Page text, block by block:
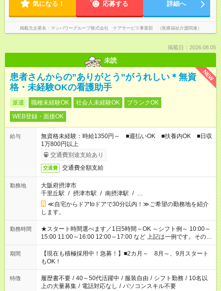
気になる！ 応募する 詳細へ
掲載元企業名 マンパワーグループ株式会社 ケアサービス事業部 （医療福祉介護関連）
掲載日：2026.08.05
未読
NEW
患者さんからの”ありがとう”がうれしい＊無資
格・未経験OKの看護助手
派遣 職種未経験OK 社会人未経験OK
ブランクOK
WEB登録・面接OK
給与
無資格未経験：時給1350円～ ■週払いOK ■扶養内OK ■日収
1万800円以上
交通費別途支給あり
交通費 交通費全額支給
勤務地
大阪府摂津市
千里丘駅 / 摂津市駅 / 南摂津駅 / …
≪自宅からドアtoドアで30分以内！≫ご希望の勤務地を紹介
します。
勤務時間
★スタート時間選べます／1日5時間～OK ～シフト例～ 10:00～
15:00 11:00～16:00 12:00～17:00 など 上記は一例です。その他
シフトもご相談ください。 ※Wワークの場合当社と合わせて法
定労働時間が週40時間を超えなければOKです。
期間
【現在も積極採用中！急募！】■2カ月～ 8月～、9月スタート
もOK！
特徴 履歴書不要 / 40～50代活躍中 / 服装自由 / シフト勤務 / 10名以
上の大量募集 / 電話対応なし / パソコンスキル不要